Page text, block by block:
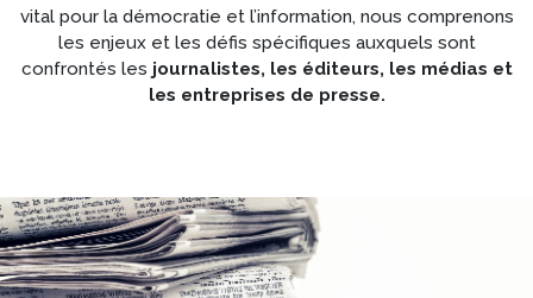
vital pour la démocratie et l’information, nous comprenons
les enjeux et les défis spécifiques auxquels sont
confrontés les journalistes, les éditeurs, les médias et
les entreprises de presse.